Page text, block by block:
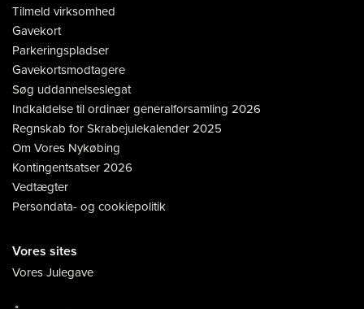
Tilmeld virksomhed
Gavekort
Parkeringspladser
Gavekortsmodtagere
Søg uddannelseslegat
Indkaldelse til ordinær generalforsamling 2026
Regnskab for Skrabejulekalender 2025
Om Vores Nykøbing
Kontingentsatser 2026
Vedtægter
Persondata- og cookiepolitik
Vores sites
Vores Julegave